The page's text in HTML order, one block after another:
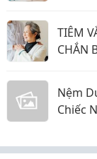
TIÊM
CHẮN
Nệm
Chiếc